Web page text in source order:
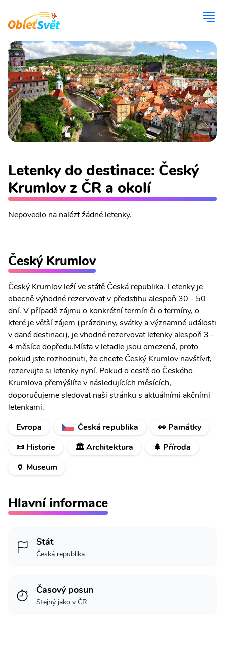
Letenky do destinace: Český
Krumlov z ČR a okolí
Nepovedlo na nalézt žádné letenky.
Český Krumlov
Český Krumlov leží ve státě Česká republika. Letenky je
obecně výhodné rezervovat v předstihu alespoň 30 - 50
dní. V případě zájmu o konkrétní termín či o termíny, o
které je větší zájem (prázdniny, svátky a významné události
v dané destinaci), je vhodné rezervovat letenky alespoň 3 -
4 měsíce dopředu.Místa v letadle jsou omezená, proto
pokud jste rozhodnuti, že chcete Český Krumlov navštívit,
rezervujte si letenky nyní. Pokud o cestě do Českého
Krumlova přemýšlíte v následujících měsících,
doporučujeme sledovat naši stránku s aktuálními akčními
letenkami.
Evropa
Česká republika
👀 Památky
📜 Historie
🏛️ Architektura
🌲 Příroda
🏺 Museum
Hlavní informace
Stát
Česká republika
Časový posun
Stejný jako v ČR